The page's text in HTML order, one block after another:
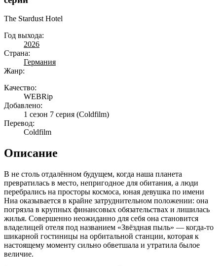
The Stardust Hotel
Год выхода:
2026
Страна:
Германия
Жанр:
Качество:
WEBRip
Добавлено:
1 сезон 7 серия (Coldfilm)
Перевод:
Coldfilm
Описание
В не столь отдалённом будущем, когда наша планета
превратилась в место, непригодное для обитания, а люди
перебрались на просторы космоса, юная девушка по имени
Ниа оказывается в крайне затруднительном положении: она
погрязла в крупных финансовых обязательствах и лишилась
жилья. Совершенно неожиданно для себя она становится
владелицей отеля под названием «Звёздная пыль» — когда-то
шикарной гостиницы на орбитальной станции, которая к
настоящему моменту сильно обветшала и утратила былое
величие.